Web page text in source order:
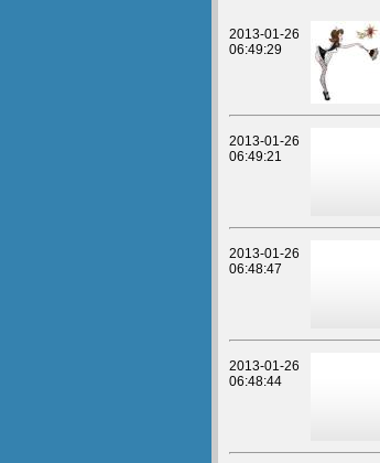
2013-01-26
06:49:29
2013-01-26
06:49:21
2013-01-26
06:48:47
2013-01-26
06:48:44